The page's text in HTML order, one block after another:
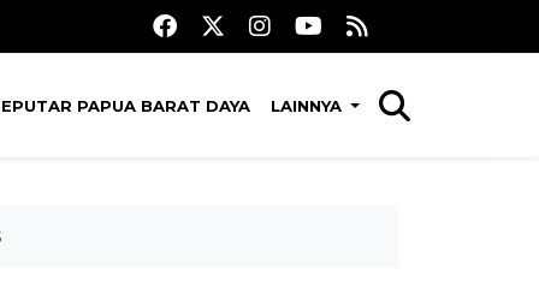
PAPUA BARAT DAYA LAINNYA